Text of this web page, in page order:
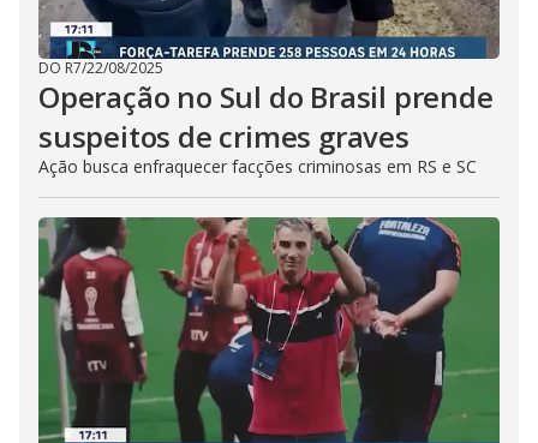
DO R7/22/08/2025
Operação no Sul do Brasil prende
suspeitos de crimes graves
Ação busca enfraquecer facções criminosas em RS e SC